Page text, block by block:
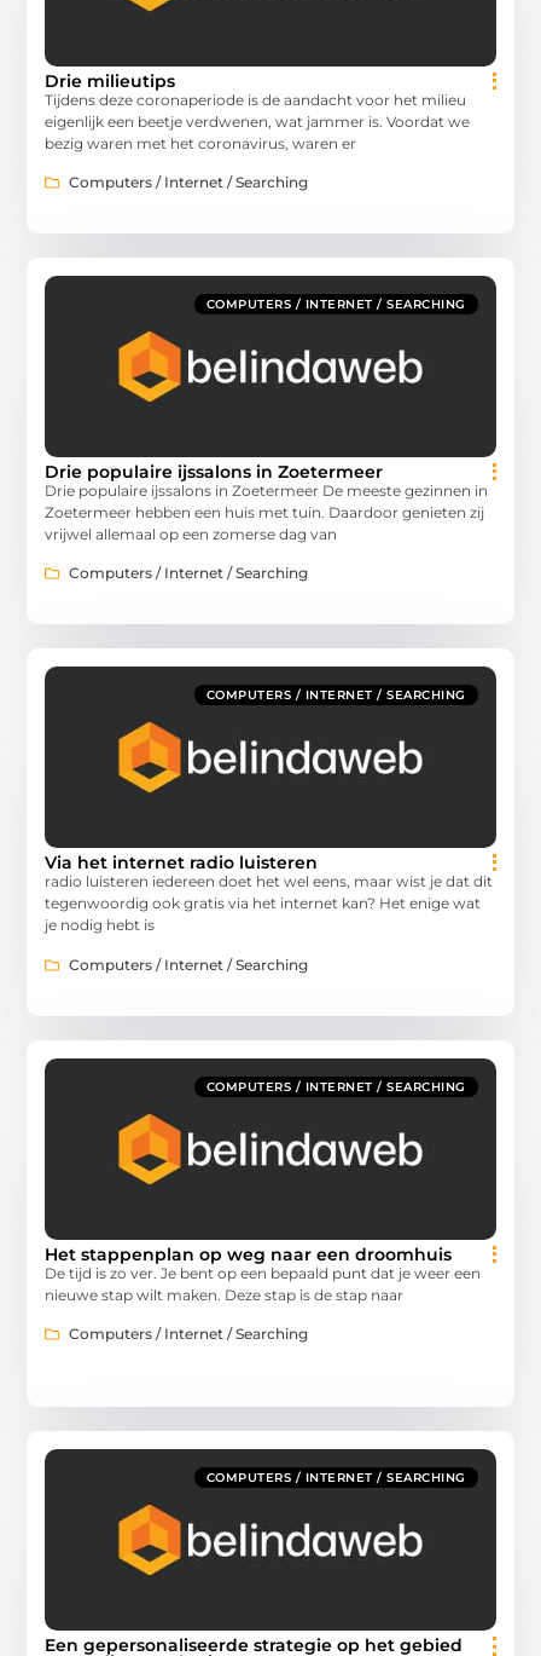
Drie milieutips
Tijdens deze coronaperiode is de aandacht voor het milieu
eigenlijk een beetje verdwenen, wat jammer is. Voordat we
bezig waren met het coronavirus, waren er
Computers / Internet / Searching
COMPUTERS / INTERNET / SEARCHING
Drie populaire ijssalons in Zoetermeer
Drie populaire ijssalons in Zoetermeer De meeste gezinnen in
Zoetermeer hebben een huis met tuin. Daardoor genieten zij
vrijwel allemaal op een zomerse dag van
Computers / Internet / Searching
COMPUTERS / INTERNET / SEARCHING
Via het internet radio luisteren
radio luisteren iedereen doet het wel eens, maar wist je dat dit
tegenwoordig ook gratis via het internet kan? Het enige wat
je nodig hebt is
Computers / Internet / Searching
COMPUTERS / INTERNET / SEARCHING
Het stappenplan op weg naar een droomhuis
De tijd is zo ver. Je bent op een bepaald punt dat je weer een
nieuwe stap wilt maken. Deze stap is de stap naar
Computers / Internet / Searching
COMPUTERS / INTERNET / SEARCHING
Een gepersonaliseerde strategie op het gebied